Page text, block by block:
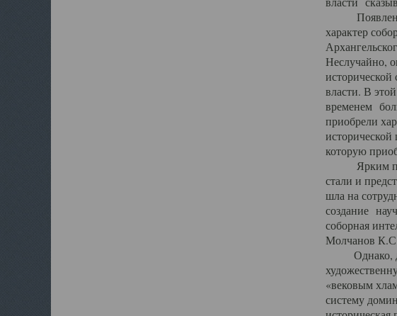
Появление
характер
Неслучайно,
власти. В
временем
приобрели
которую
Ярким
стали и
шла на
создание
соборная
Молчанов
Однако,
«вековым
систему